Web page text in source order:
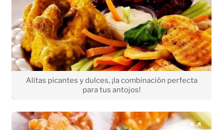
Alitas picantes y dulces, ¡la combinación perfecta
para tus antojos!